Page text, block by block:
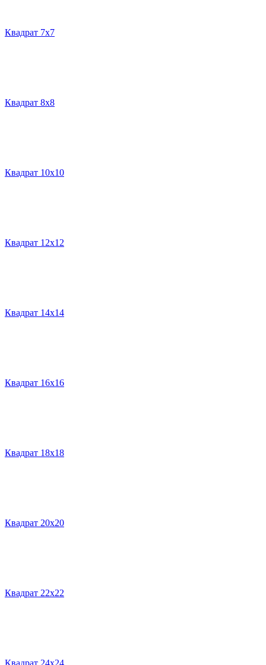
Квадрат 7х7
Квадрат 8х8
Квадрат 10х10
Квадрат 12х12
Квадрат 14х14
Квадрат 16х16
Квадрат 18х18
Квадрат 20х20
Квадрат 22х22
Квадрат 24х24